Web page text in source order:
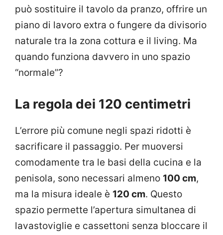
può sostituire il tavolo da pranzo, offrire un
piano di lavoro extra o fungere da divisorio
naturale tra la zona cottura e il living. Ma
quando funziona davvero in uno spazio
“normale”?
La regola dei 120 centimetri
L’errore più comune negli spazi ridotti è
sacrificare il passaggio. Per muoversi
comodamente tra le basi della cucina e la
penisola, sono necessari almeno 100 cm,
ma la misura ideale è 120 cm. Questo
spazio permette l’apertura simultanea di
lavastoviglie e cassettoni senza bloccare il